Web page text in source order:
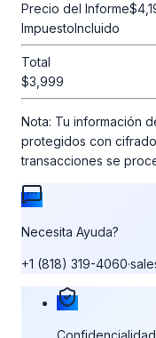
Precio del Informe
ImpuestoIncluido
Total
$3,999
Nota: Tu información
protegidos con
transacciones se
Necesita Ayuda?
+1 (818) 319-4060·
Nuestras